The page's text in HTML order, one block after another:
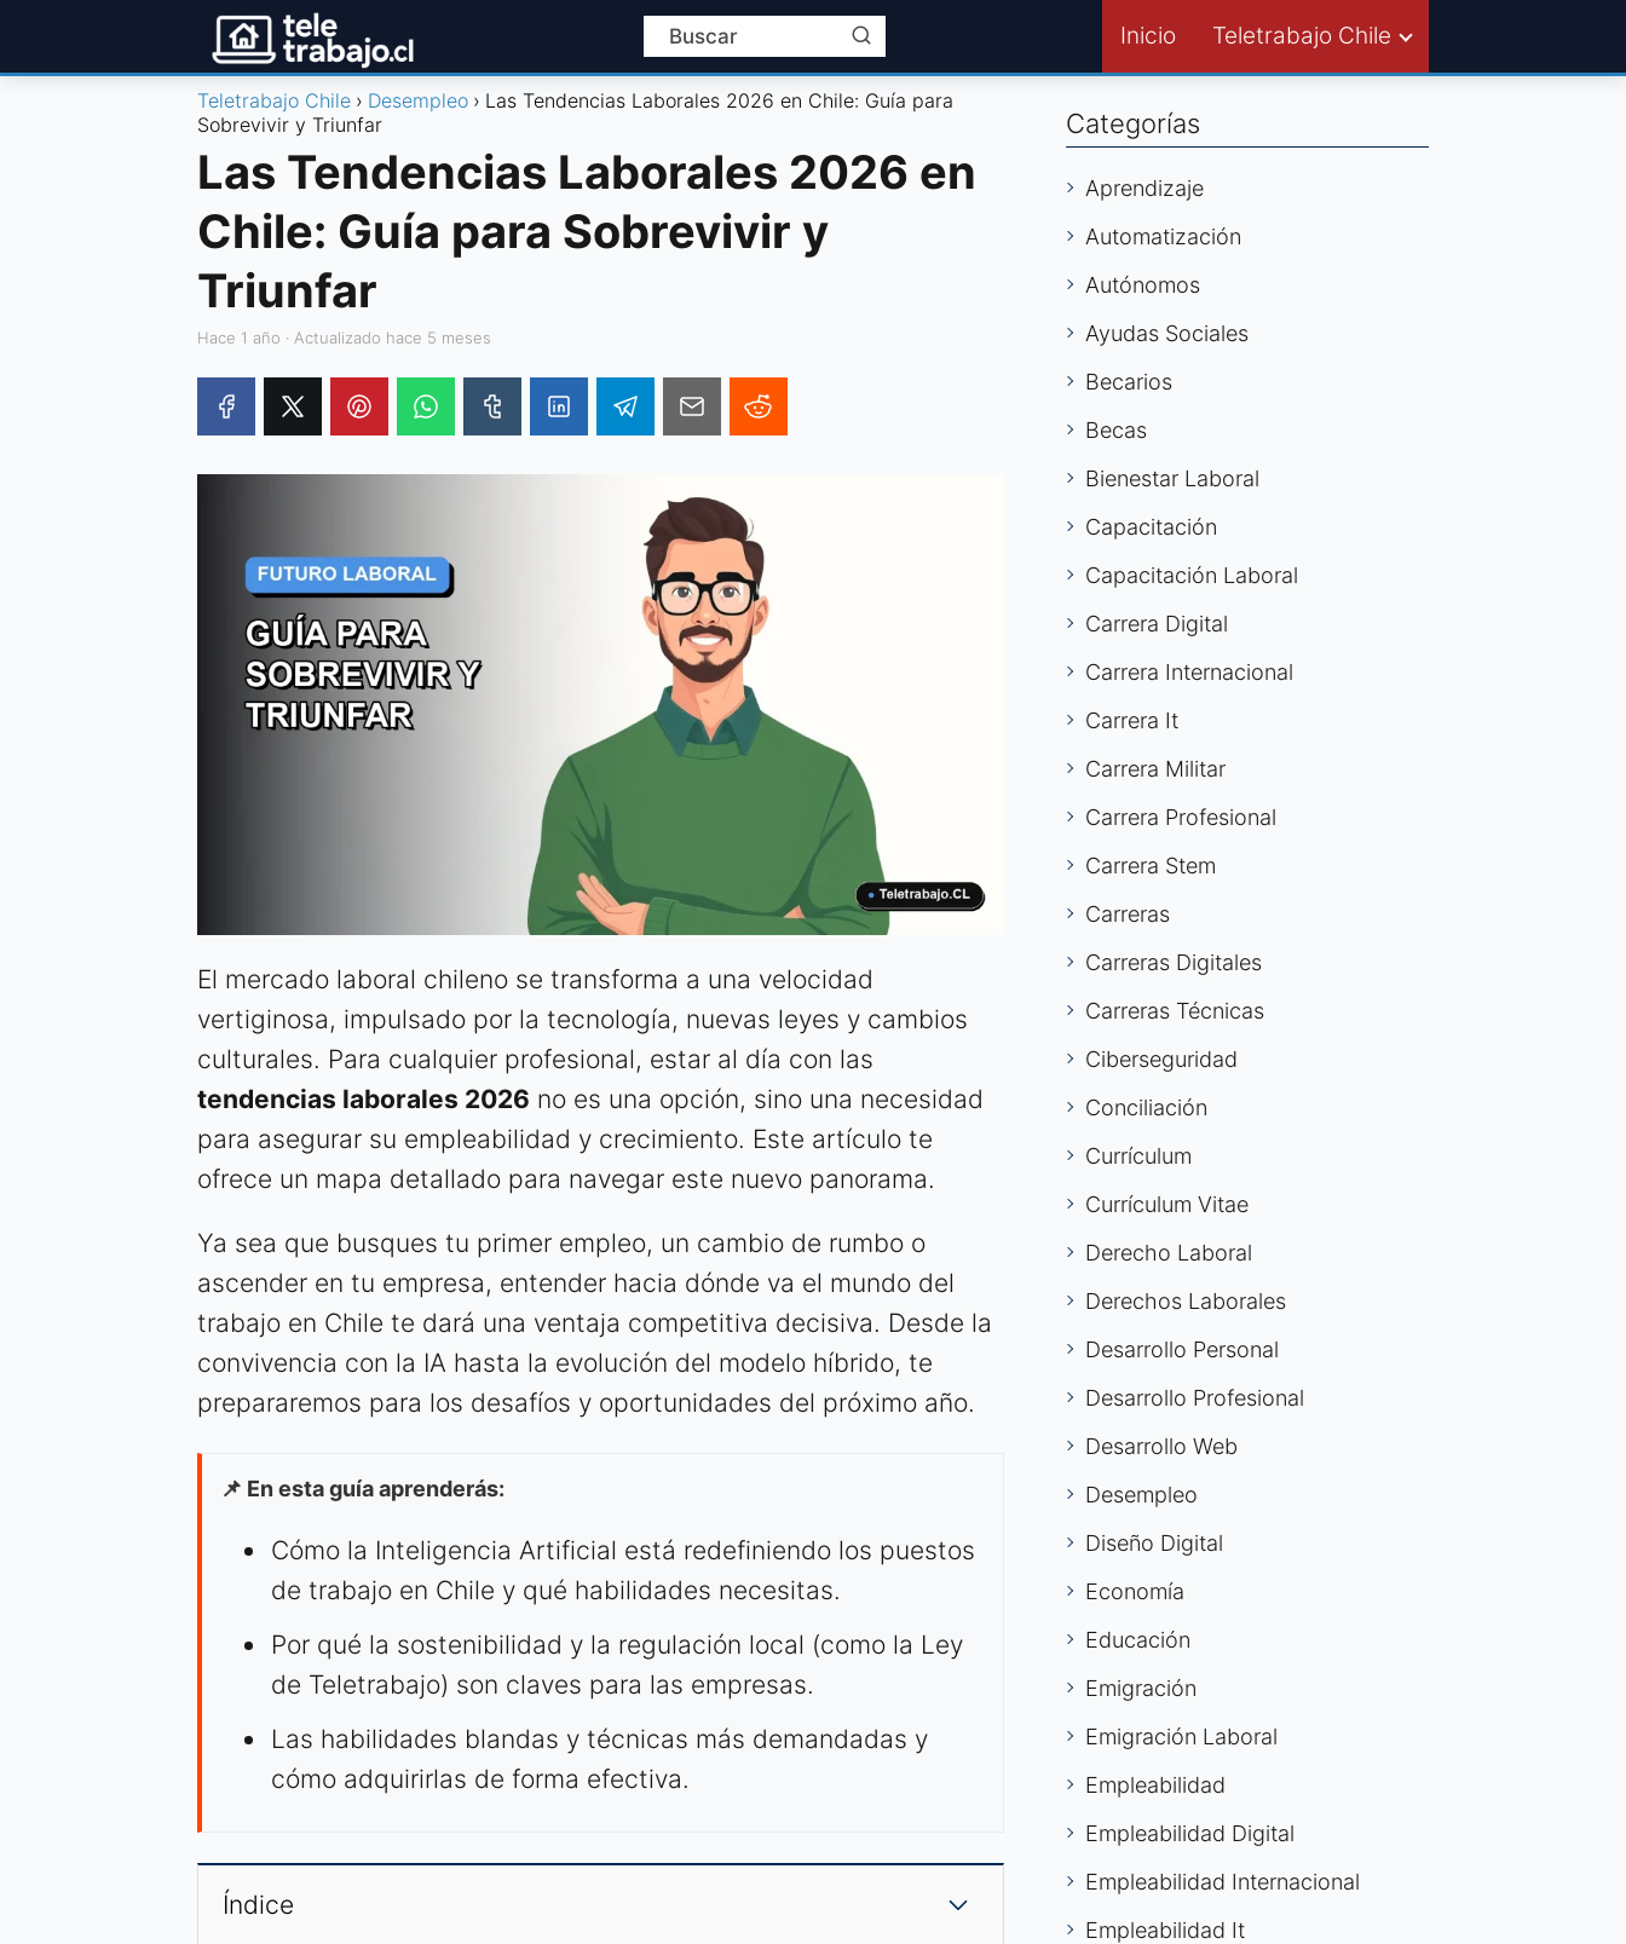
Inicio Teletrabajo Chile
Teletrabajo Chile Desempleo
Las Tendencias Laborales 2026 en Chile: Guía para
Sobrevivir y Triunfar
Las Tendencias Laborales 2026 en
Chile: Guía para Sobrevivir y
Triunfar
hace 1 año · Actualizado hace 5 meses
El mercado laboral chileno se transforma a una velocidad
vertiginosa, impulsado por la tecnología, nuevas leyes y cambios
culturales. Para cualquier profesional, estar al día con las
tendencias laborales 2026 no es una opción, sino una necesidad
para asegurar su empleabilidad y crecimiento. Este artículo te
ofrece un mapa detallado para navegar este nuevo panorama.
Ya sea que busques tu primer empleo, un cambio de rumbo o
ascender en tu empresa, entender hacia dónde va el mundo del
trabajo en Chile te dará una ventaja competitiva decisiva. Desde la
convivencia con la IA hasta la evolución del modelo híbrido, te
prepararemos para los desafíos y oportunidades del próximo año.
📌 En esta guía aprenderás:
Cómo la Inteligencia Artificial está redefiniendo los puestos
de trabajo en Chile y qué habilidades necesitas.
Por qué la sostenibilidad y la regulación local (como la Ley
de Teletrabajo) son claves para las empresas.
Las habilidades blandas y técnicas más demandadas y
cómo adquirirlas de forma efectiva.
Índice
Categorías
Aprendizaje
Automatización
Autónomos
Ayudas Sociales
Becarios
Becas
Bienestar Laboral
Capacitación
Capacitación Laboral
Carrera Digital
Carrera Internacional
Carrera It
Carrera Militar
Carrera Profesional
Carrera Stem
Carreras
Carreras Digitales
Carreras Técnicas
Ciberseguridad
Conciliación
Currículum
Currículum Vitae
Derecho Laboral
Derechos Laborales
Desarrollo Personal
Desarrollo Profesional
Desarrollo Web
Desempleo
Diseño Digital
Economía
Educación
Emigración
Emigración Laboral
Empleabilidad
Empleabilidad Digital
Empleabilidad Internacional
Empleabilidad It